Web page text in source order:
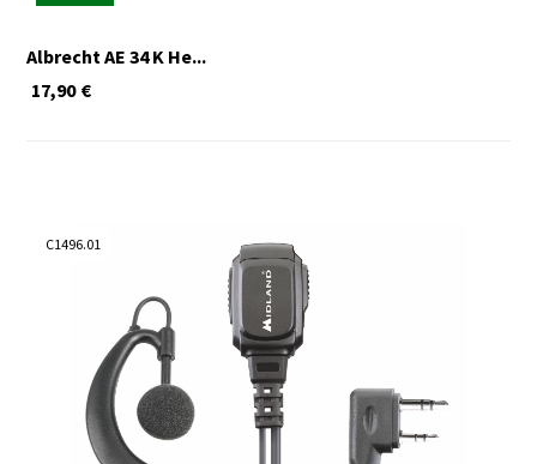
Albrecht AE 34 K He...
€
17,90
C1496.01